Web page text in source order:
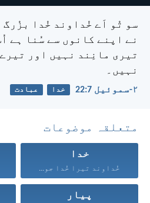
سو تُو اَے خُداوند خُدا بزُرگ
نے اپنے کانوں سے سُنا ہے
تیری مانِند نہیں اور
نہیں۔
۲-سموئیل 7:‏22 خدا عبادت
متعلقہ موضوعات
خدا
خُداوند تیرا خُدا جو...
پیار